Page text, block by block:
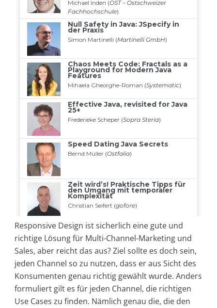
Responsive Design ist sicherlich eine gute und
richtige Lösung für Multi-Channel-Marketing und
Sales, aber reicht das aus? Ziel sollte es doch sein,
jeden Channel so zu nutzen, dass er aus Sicht des
Konsumenten genau richtig gewählt wurde. Anders
formuliert gilt es für jeden Channel, die richtigen
Use Cases zu finden. Nämlich genau die, die den